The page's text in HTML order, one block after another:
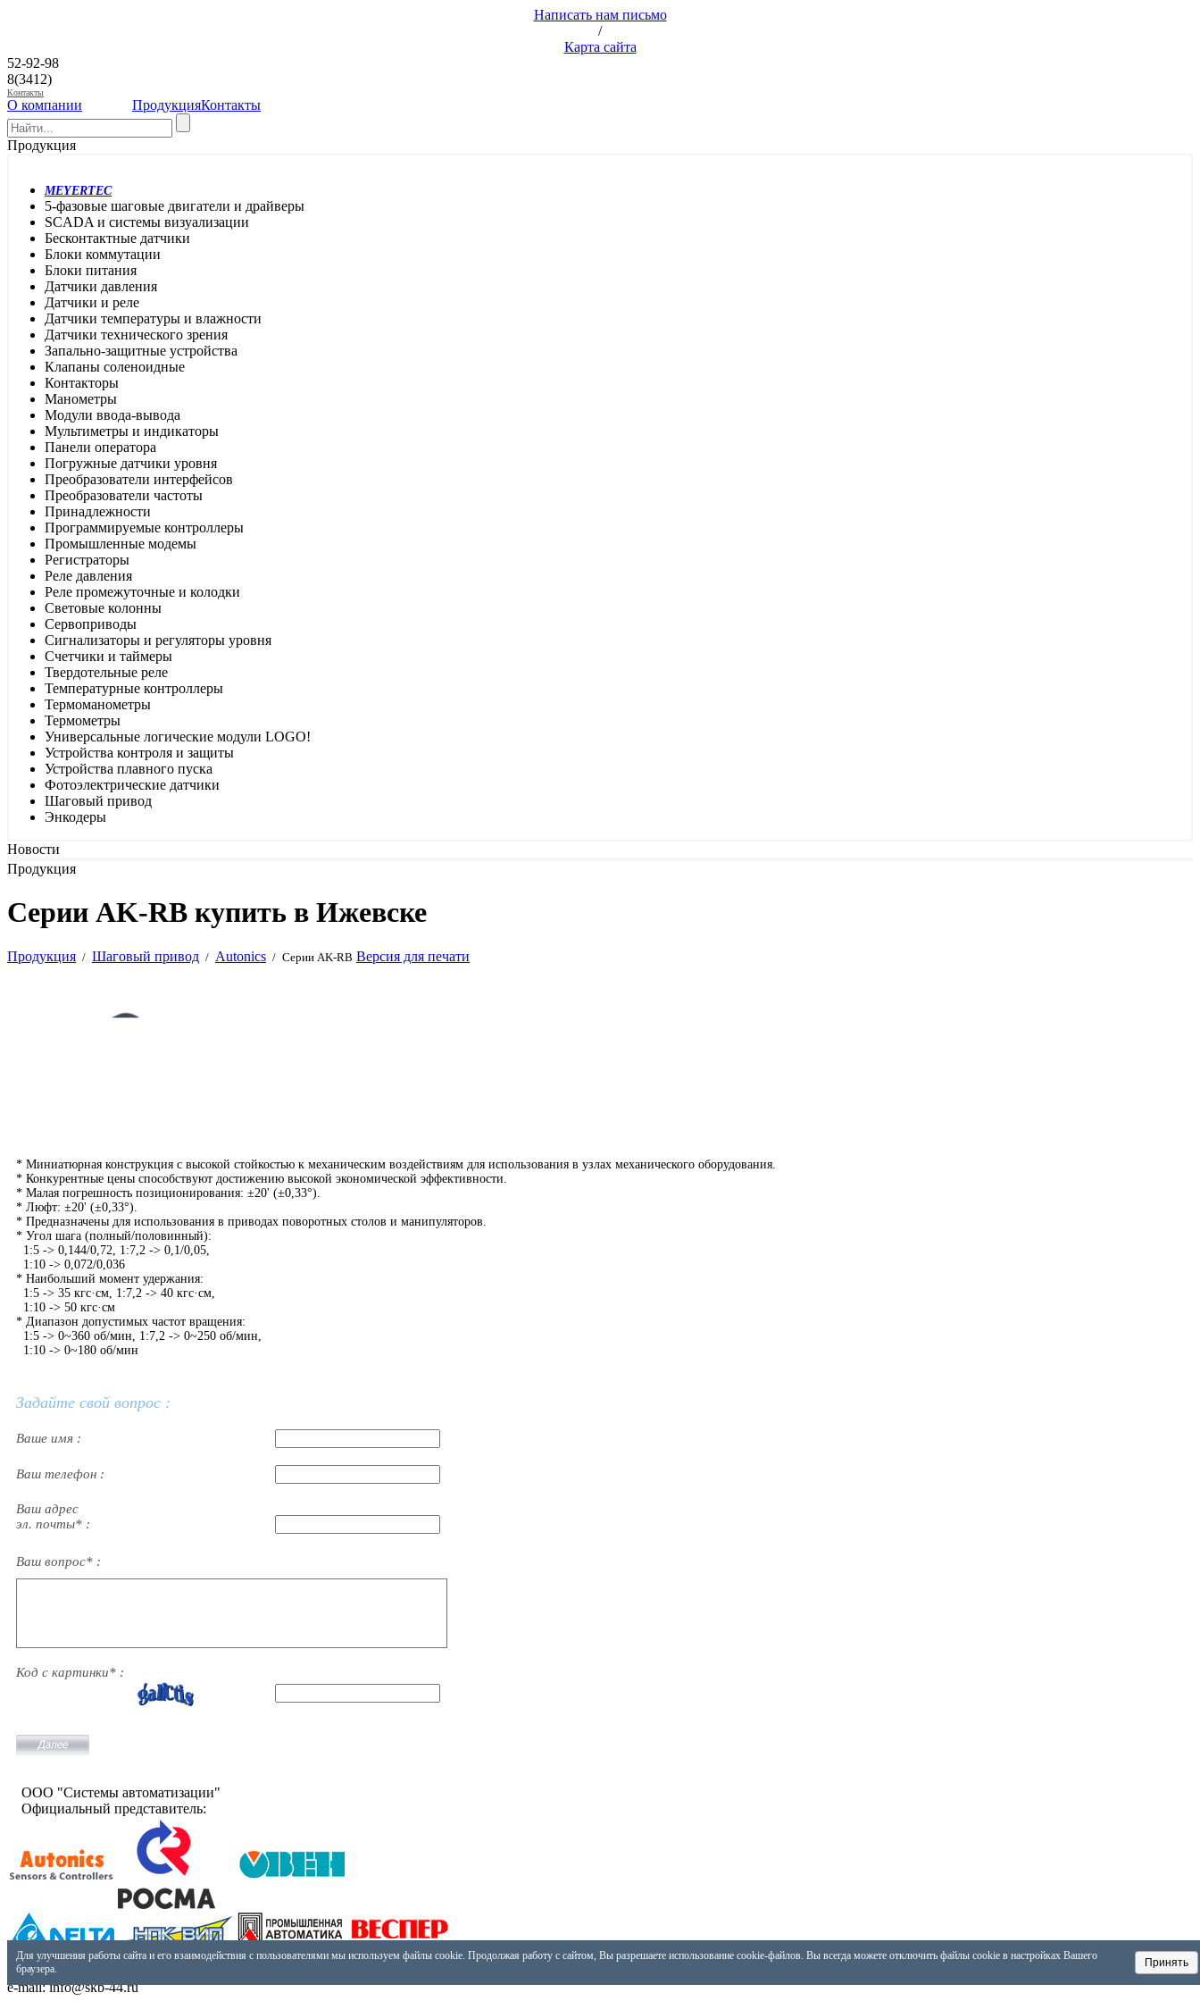
Написать нам письмо
/
Карта сайта
52-92-98
8(3412)
Контакты
О компании ПродукцияКонтакты
Продукция
MEYERTEC
5-фазовые шаговые двигатели и драйверы
SCADA и системы визуализации
Бесконтактные датчики
Блоки коммутации
Блоки питания
Датчики давления
Датчики и реле
Датчики температуры и влажности
Датчики технического зрения
Запально-защитные устройства
Клапаны соленоидные
Контакторы
Манометры
Модули ввода-вывода
Мультиметры и индикаторы
Панели оператора
Погружные датчики уровня
Преобразователи интерфейсов
Преобразователи частоты
Принадлежности
Программируемые контроллеры
Промышленные модемы
Регистраторы
Реле давления
Реле промежуточные и колодки
Световые колонны
Сервоприводы
Сигнализаторы и регуляторы уровня
Счетчики и таймеры
Твердотельные реле
Температурные контроллеры
Термоманометры
Термометры
Универсальные логические модули LOGO!
Устройства контроля и защиты
Устройства плавного пуска
Фотоэлектрические датчики
Шаговый привод
Энкодеры
Новости
Продукция
Серии AK-RB купить в Ижевске
Продукция / Шаговый привод / Autonics / Серии AK-RB Версия для печати
* Миниатюрная конструкция с высокой стойкостью к механическим воздействиям для использования в узлах механического оборудования.
* Конкурентные цены способствуют достижению высокой экономической эффективности.
* Малая погрешность позиционирования: ±20' (±0,33°).
* Люфт: ±20' (±0,33°).
* Предназначены для использования в приводах поворотных столов и манипуляторов.
* Угол шага (полный/половинный):
1:5 -> 0,144/0,72, 1:7,2 -> 0,1/0,05,
1:10 -> 0,072/0,036
* Наибольший момент удержания:
1:5 -> 35 кгс·см, 1:7,2 -> 40 кгс·см,
1:10 -> 50 кгс·см
* Диапазон допустимых частот вращения:
1:5 -> 0~360 об/мин, 1:7,2 -> 0~250 об/мин,
1:10 -> 0~180 об/мин
Задайте свой вопрос :
Ваше имя :
Ваш телефон :
Ваш адрес
эл. почты* :
Ваш вопрос* :
Код с картинки* :
ООО "Системы автоматизации"
Официальный представитель:
Разработано:СКБ-44
Телефон: +7 (3412) 24-24-07
e-mail: info@skb-44.ru
Для улучшения работы сайта и его взаимодействия с пользователями мы используем файлы cookie. Продолжая работу с сайтом, Вы разрешаете использование cookie-файлов. Вы всегда можете отключить файлы cookie в настройках Вашего
браузера.
Принять